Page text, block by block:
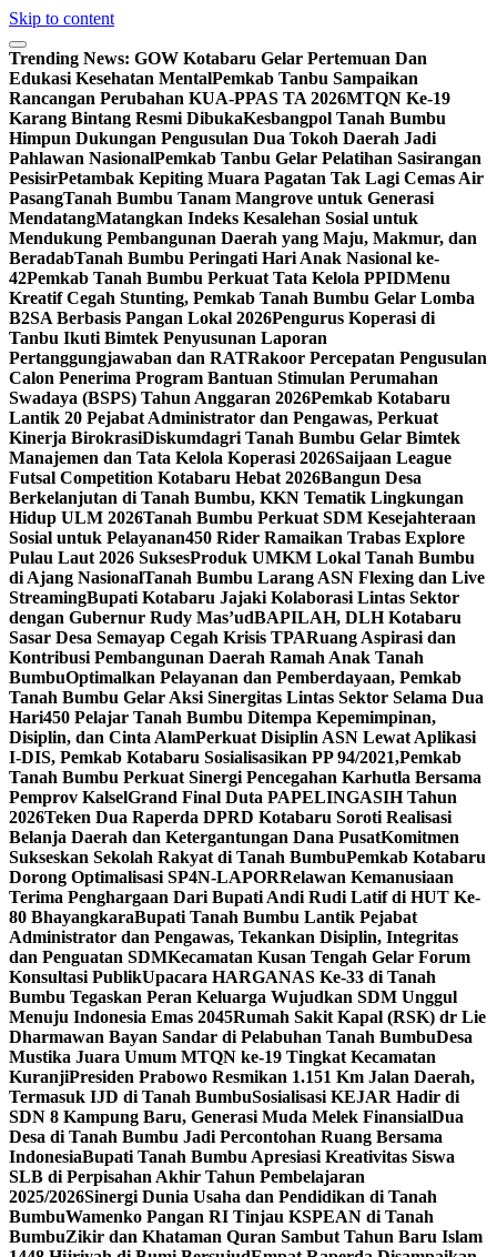
Skip to content
Trending News: GOW Kotabaru Gelar Pertemuan Dan
Edukasi Kesehatan MentalPemkab Tanbu Sampaikan
Rancangan Perubahan KUA-PPAS TA 2026MTQN Ke-19
Karang Bintang Resmi DibukaKesbangpol Tanah Bumbu
Himpun Dukungan Pengusulan Dua Tokoh Daerah Jadi
Pahlawan NasionalPemkab Tanbu Gelar Pelatihan Sasirangan
PesisirPetambak Kepiting Muara Pagatan Tak Lagi Cemas Air
PasangTanah Bumbu Tanam Mangrove untuk Generasi
MendatangMatangkan Indeks Kesalehan Sosial untuk
Mendukung Pembangunan Daerah yang Maju, Makmur, dan
BeradabTanah Bumbu Peringati Hari Anak Nasional ke-
42Pemkab Tanah Bumbu Perkuat Tata Kelola PPIDMenu
Kreatif Cegah Stunting, Pemkab Tanah Bumbu Gelar Lomba
B2SA Berbasis Pangan Lokal 2026Pengurus Koperasi di
Tanbu Ikuti Bimtek Penyusunan Laporan
Pertanggungjawaban dan RATRakoor Percepatan Pengusulan
Calon Penerima Program Bantuan Stimulan Perumahan
Swadaya (BSPS) Tahun Anggaran 2026Pemkab Kotabaru
Lantik 20 Pejabat Administrator dan Pengawas, Perkuat
Kinerja BirokrasiDiskumdagri Tanah Bumbu Gelar Bimtek
Manajemen dan Tata Kelola Koperasi 2026Saijaan League
Futsal Competition Kotabaru Hebat 2026Bangun Desa
Berkelanjutan di Tanah Bumbu, KKN Tematik Lingkungan
Hidup ULM 2026Tanah Bumbu Perkuat SDM Kesejahteraan
Sosial untuk Pelayanan450 Rider Ramaikan Trabas Explore
Pulau Laut 2026 SuksesProduk UMKM Lokal Tanah Bumbu
di Ajang NasionalTanah Bumbu Larang ASN Flexing dan Live
StreamingBupati Kotabaru Jajaki Kolaborasi Lintas Sektor
dengan Gubernur Rudy Mas’udBAPILAH, DLH Kotabaru
Sasar Desa Semayap Cegah Krisis TPARuang Aspirasi dan
Kontribusi Pembangunan Daerah Ramah Anak Tanah
BumbuOptimalkan Pelayanan dan Pemberdayaan, Pemkab
Tanah Bumbu Gelar Aksi Sinergitas Lintas Sektor Selama Dua
Hari450 Pelajar Tanah Bumbu Ditempa Kepemimpinan,
Disiplin, dan Cinta AlamPerkuat Disiplin ASN Lewat Aplikasi
I-DIS, Pemkab Kotabaru Sosialisasikan PP 94/2021,Pemkab
Tanah Bumbu Perkuat Sinergi Pencegahan Karhutla Bersama
Pemprov KalselGrand Final Duta PAPELINGASIH Tahun
2026Teken Dua Raperda DPRD Kotabaru Soroti Realisasi
Belanja Daerah dan Ketergantungan Dana PusatKomitmen
Sukseskan Sekolah Rakyat di Tanah BumbuPemkab Kotabaru
Dorong Optimalisasi SP4N-LAPORRelawan Kemanusiaan
Terima Penghargaan Dari Bupati Andi Rudi Latif di HUT Ke-
80 BhayangkaraBupati Tanah Bumbu Lantik Pejabat
Administrator dan Pengawas, Tekankan Disiplin, Integritas
dan Penguatan SDMKecamatan Kusan Tengah Gelar Forum
Konsultasi PublikUpacara HARGANAS Ke-33 di Tanah
Bumbu Tegaskan Peran Keluarga Wujudkan SDM Unggul
Menuju Indonesia Emas 2045Rumah Sakit Kapal (RSK) dr Lie
Dharmawan Bayan Sandar di Pelabuhan Tanah BumbuDesa
Mustika Juara Umum MTQN ke-19 Tingkat Kecamatan
KuranjiPresiden Prabowo Resmikan 1.151 Km Jalan Daerah,
Termasuk IJD di Tanah BumbuSosialisasi KEJAR Hadir di
SDN 8 Kampung Baru, Generasi Muda Melek FinansialDua
Desa di Tanah Bumbu Jadi Percontohan Ruang Bersama
IndonesiaBupati Tanah Bumbu Apresiasi Kreativitas Siswa
SLB di Perpisahan Akhir Tahun Pembelajaran
2025/2026Sinergi Dunia Usaha dan Pendidikan di Tanah
BumbuWamenko Pangan RI Tinjau KSPEAN di Tanah
BumbuZikir dan Khataman Quran Sambut Tahun Baru Islam